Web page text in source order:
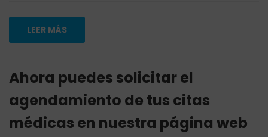
LEER MÁS
Ahora puedes solicitar el
agendamiento de tus citas
médicas en nuestra página web